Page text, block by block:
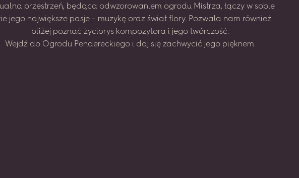
przestrzeń, będąca odwzorowaniem ogrodu Mistrza, łączy w sobie
jego największe pasje – muzykę oraz świat flory. Pozwala nam również
bliżej poznać życiorys kompozytora i jego twórczość.
Wejdź do Ogrodu Pendereckiego i daj się zachwycić jego pięknem.